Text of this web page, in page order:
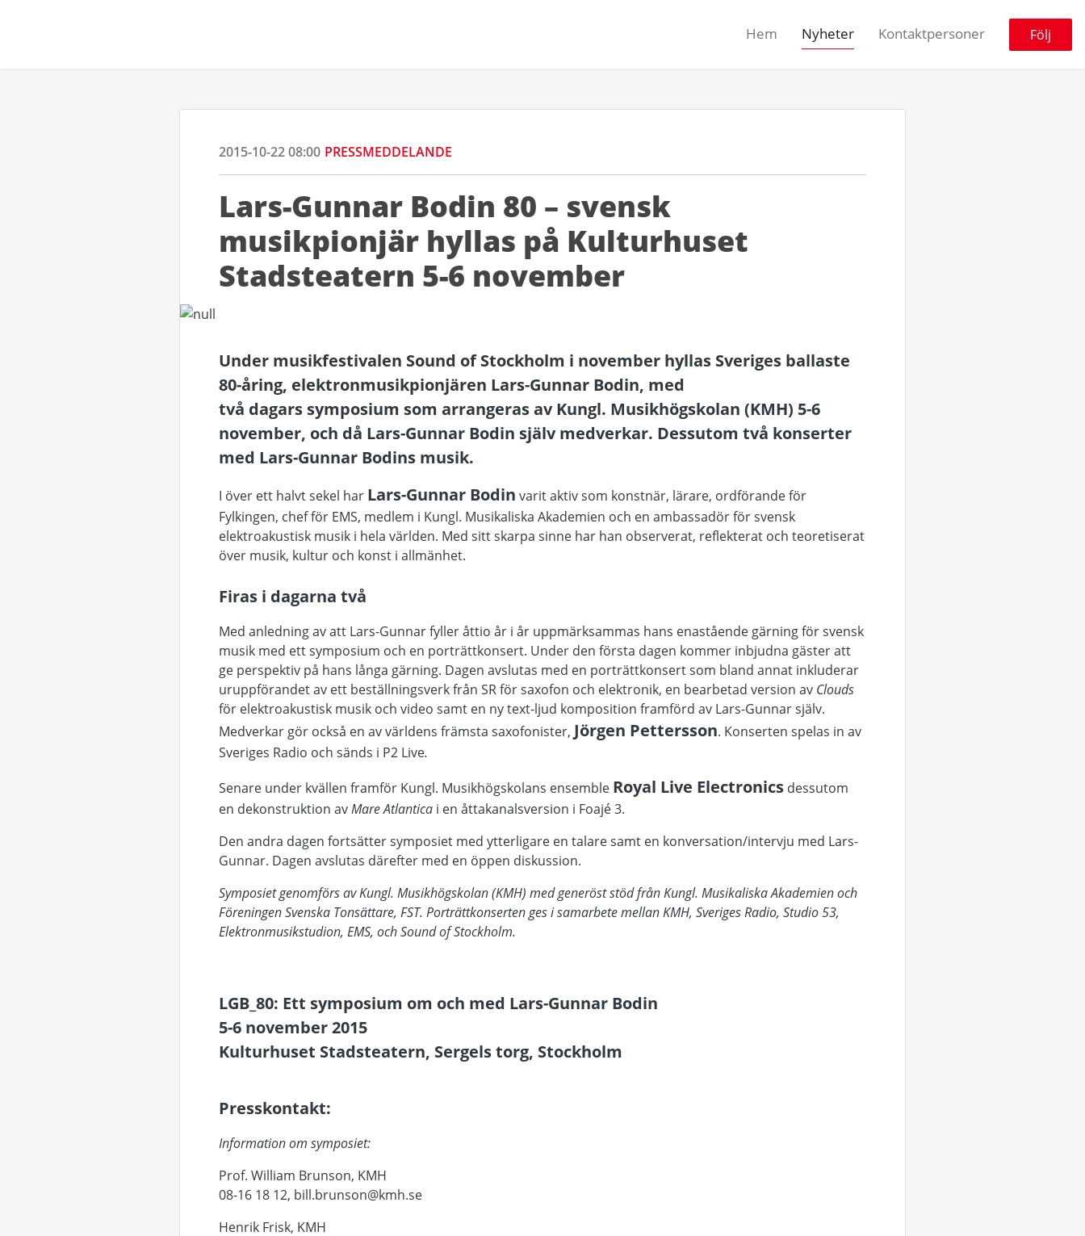
Hem Nyheter Kontaktpersoner Följ
2015-10-22 08:00 PRESSMEDDELANDE
Lars-Gunnar Bodin 80 – svensk
musikpionjär hyllas på Kulturhuset
Stadsteatern 5-6 november
Under musikfestivalen Sound of Stockholm i november hyllas Sveriges ballaste
80-åring, elektronmusik­pionjären Lars-Gunnar Bodin, med
två dagars symposium som arrangeras av Kungl. Musikhögskolan (KMH) 5-6
november, och då Lars-Gunnar Bodin själv medverkar. Dessutom två konserter
med Lars-Gunnar Bodins musik.
I över ett halvt sekel har Lars-Gunnar Bodin varit aktiv som konstnär, lärare, ordförande för
Fylkingen, chef för EMS, medlem i Kungl. Musikaliska Akademien och en ambassadör för svensk
elektroakustisk musik i hela världen. Med sitt skarpa sinne har han observerat, reflekterat och teoretiserat
över musik, kultur och konst i allmänhet.
Firas i dagarna två
Med anledning av att Lars-Gunnar fyller åttio år i år uppmärksammas hans enastående gärning för svensk
musik med ett symposium och en porträttkonsert. Under den första dagen kommer inbjudna gäster att
ge perspektiv på hans långa gärning. Dagen avslutas med en porträttkonsert som bland annat inkluderar
uruppförandet av ett beställningsverk från SR för saxofon och elektronik, en bearbetad version av Clouds
för elektroakustisk musik och video samt en ny text-ljud komposition framförd av Lars-Gunnar själv.
Medverkar gör också en av världens främsta saxofonister, Jörgen Pettersson. Konserten spelas in av
Sveriges Radio och sänds i P2 Live.
Senare under kvällen framför Kungl. Musikhögskolans ensemble Royal Live Electronics dessutom
en dekonstruktion av Mare Atlantica i en åttakanalsversion i Foajé 3.
Den andra dagen fortsätter symposiet med ytterligare en talare samt en konversation/intervju med Lars-
Gunnar. Dagen avslutas därefter med en öppen diskussion.
Symposiet genomförs av Kungl. Musikhögskolan (KMH) med generöst stöd från Kungl. Musikaliska Akademien och
Föreningen Svenska Tonsättare, FST. Porträttkonserten ges i samarbete mellan KMH, Sveriges Radio, Studio 53,
Elektronmusikstudion, EMS, och Sound of Stockholm.
LGB_80: Ett symposium om och med Lars-Gunnar Bodin
5-6 november 2015
Kulturhuset Stadsteatern, Sergels torg, Stockholm
Presskontakt:
Information om symposiet:
Prof. William Brunson, KMH
08-16 18 12, bill.brunson@kmh.se
Henrik Frisk, KMH